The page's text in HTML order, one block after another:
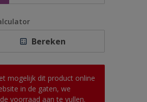
Bereken
mogelijk dit product online
in de gaten, we
voorraad aan te vullen.